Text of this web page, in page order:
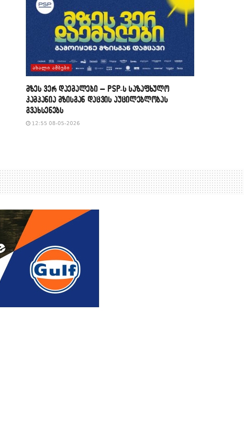
ᲐᲮᲐᲚᲘ ᲐᲛᲑᲔᲑᲘ
მზეს ვერ დაემალები – PSP-ს საზაფხულო
კამპანია მზისგან დაცვის აუცილებლობას
გვახსენებს
12:55 08-05-2026